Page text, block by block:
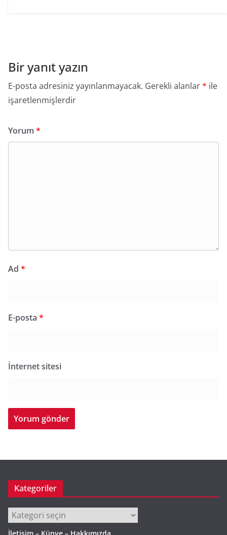
Bir yanıt yazın
E-posta adresiniz yayınlanmayacak. Gerekli alanlar* ile
işaretlenmişlerdir
Yorum *
Ad *
E-posta *
İnternet sitesi
Kategoriler
Kategoriler
İletişim – Künye – Hakkımızda